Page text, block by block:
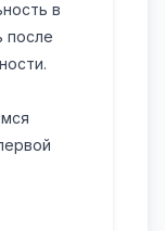
в
после